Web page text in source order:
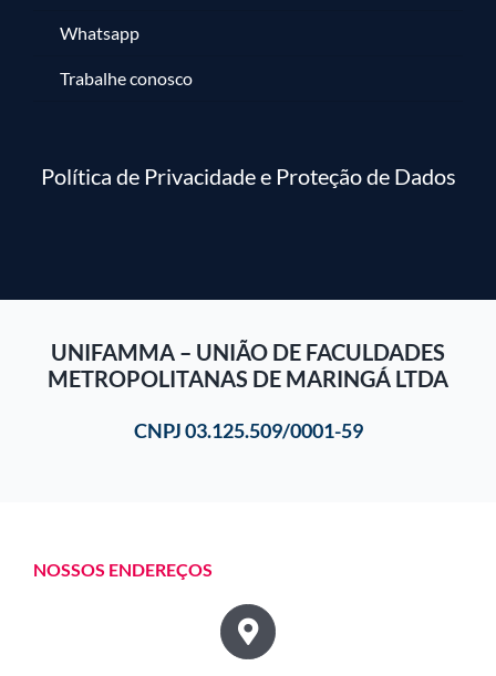
Whatsapp
Trabalhe conosco
Política de Privacidade e Proteção de Dados
UNIFAMMA – UNIÃO DE FACULDADES
METROPOLITANAS DE MARINGÁ LTDA
CNPJ 03.125.509/0001-59
NOSSOS ENDEREÇOS